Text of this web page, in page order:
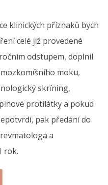
klinických příznaků bych
celé již provedené
odstupem, doplnil
moku,
skríning,
protilátky a pokud
pak předání do
a
rok.